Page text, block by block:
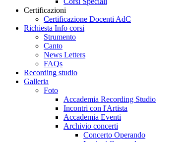
Certificazioni
Certificazione Docenti AdC
Richiesta Info corsi
Strumento
Canto
News Letters
FAQs
Recording studio
Galleria
Foto
Accademia Recording Studio
Incontri con l'Artista
Accademia Eventi
Archivio concerti
Concerto Operando